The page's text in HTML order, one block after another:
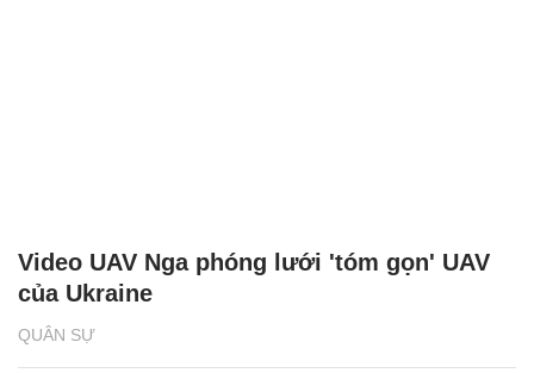
QUÂN SỰ
Video UAV Nga phóng lưới 'tóm gọn' UAV
của Ukraine